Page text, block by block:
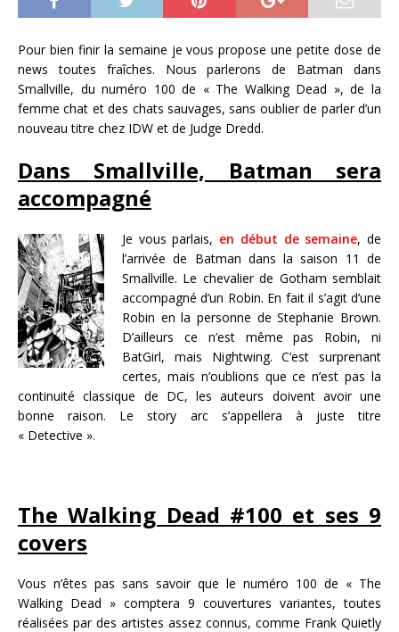
Pour bien finir la semaine je vous propose une petite dose de
news toutes fraîches. Nous parlerons de Batman dans
Smallville, du numéro 100 de « The Walking Dead », de la
femme chat et des chats sauvages, sans oublier de parler d’un
nouveau titre chez IDW et de Judge Dredd.
Dans Smallville, Batman sera
accompagné
Je vous parlais, en début de semaine, de
l’arrivée de Batman dans la saison 11 de
Smallville. Le chevalier de Gotham semblait
accompagné d’un Robin. En fait il s’agit d’une
Robin en la personne de Stephanie Brown.
D’ailleurs ce n’est même pas Robin, ni
BatGirl, mais Nightwing. C’est surprenant
certes, mais n’oublions que ce n’est pas la
continuité classique de DC, les auteurs doivent avoir une
bonne raison. Le story arc s’appellera à juste titre
« Detective ».
The Walking Dead #100 et ses 9
covers
Vous n’êtes pas sans savoir que le numéro 100 de « The
Walking Dead » comptera 9 couvertures variantes, toutes
réalisées par des artistes assez connus, comme Frank Quietly